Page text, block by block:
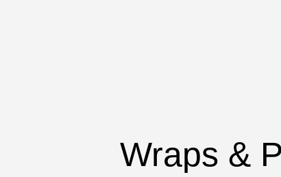
Wraps &